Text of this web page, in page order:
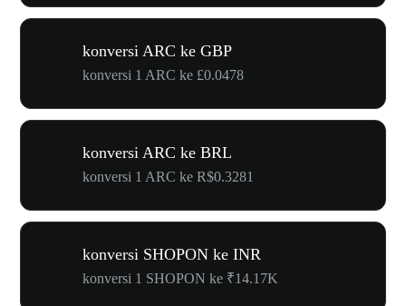
konversi ARC ke GBP
konversi 1 ARC ke £0.0478
konversi ARC ke BRL
konversi 1 ARC ke R$0.3281
konversi SHOPON ke INR
konversi 1 SHOPON ke ₹14.17K